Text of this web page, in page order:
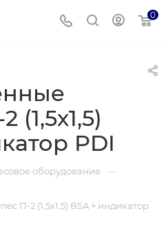
0
(1,5х1,5)
PDI
оборудование —
П-2 (1,5х1,5) BSA + индикатор